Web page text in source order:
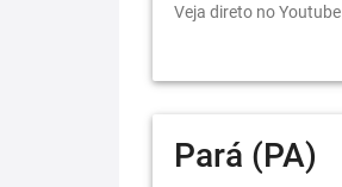
Veja direto no Youtube
Pará (PA)